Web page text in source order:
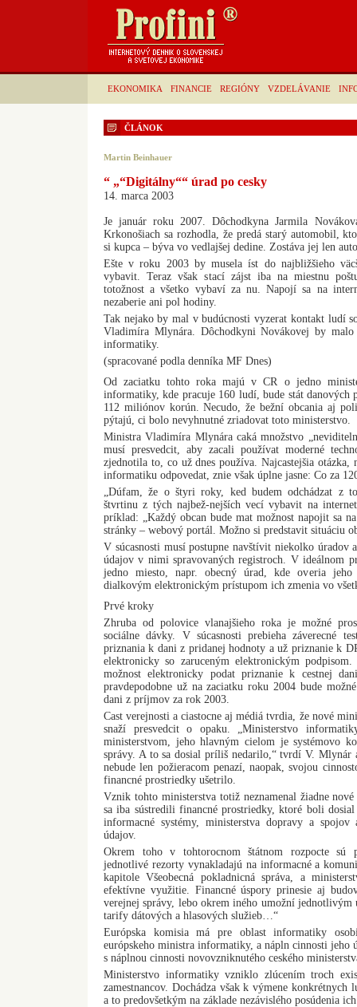
EKONOMIKA FINANCIE REGIÓNY VZDELÁVANIE
ČLÁNOK
Martin Beinhauer
“ „“Digitálny““ úrad po cesky
14. marca 2003
Je január roku 2007. Dôchodkyna Jarmila
Krkonošiach sa rozhodla, že predá starý automobil,
si kupca – býva vo vedlajšej dedine. Zostáva jej len
Ešte v roku 2003 by musela íst do najbližšieho
vybavit. Teraz však stací zájst iba na miestnu
totožnost a všetko vybaví za nu. Napojí sa na
nezaberie ani pol hodiny.
Tak nejako by mal v budúcnosti vyzerat kontakt ludí
Vladimíra Mlynára. Dôchodkyni Novákovej by
informatiky.
(spracované podla denníka MF Dnes)
Od zaciatku tohto roka majú v CR o jedno
informatiky, kde pracuje 160 ludí, bude stát danových
112 miliónov korún. Necudo, že bežní obcania aj
pýtajú, ci bolo nevyhnutné zriadovat toto ministerstvo.
Ministra Vladimíra Mlynára caká množstvo
musí presvedcit, aby zacali používat moderné
zjednotila to, co už dnes používa. Najcastejšia
informatiku odpovedat, znie však úplne jasne: Co za
„Dúfam, že o štyri roky, ked budem odchádzat z
štvrtinu z tých najbež-nejších vecí vybavit na
príklad: „Každý obcan bude mat možnost napojit sa
stránky – webový portál. Možno si predstavit situáciu
V súcasnosti musí postupne navštívit niekolko úradov
údajov v nimi spravovaných registroch. V ideálnom
jedno miesto, napr. obecný úrad, kde overia
dialkovým elektronickým prístupom ich zmenia vo
Prvé kroky
Zhruba od polovice vlanajšieho roka je možné
sociálne dávky. V súcasnosti prebieha záverecné
priznania k dani z pridanej hodnoty a už priznanie k
elektronicky so zaruceným elektronickým podpisom.
možnost elektronicky podat priznanie k cestnej
pravdepodobne už na zaciatku roku 2004 bude
dani z príjmov za rok 2003.
Cast verejnosti a ciastocne aj médiá tvrdia, že nové
snaží presvedcit o opaku. „Ministerstvo
ministerstvom, jeho hlavným cielom je systémovo
správy. A to sa dosial príliš nedarilo,“ tvrdí V. Mlynár
nebude len požieracom penazí, naopak, svojou
financné prostriedky ušetrilo.
Vznik tohto ministerstva totiž neznamenal žiadne
sa iba sústredili financné prostriedky, ktoré boli
informacné systémy, ministerstva dopravy a
údajov.
Okrem toho v tohtorocnom štátnom rozpocte sú
jednotlivé rezorty vynakladajú na informacné a
kapitole Všeobecná pokladnicná správa, a
efektívne využitie. Financné úspory prinesie aj
verejnej správy, lebo okrem iného umožní jednotlivým
tarify dátových a hlasových služieb…“
Európska komisia má pre oblast informatiky
európskeho ministra informatiky, a nápln cinnosti jeho
s náplnou cinnosti novovzniknutého ceského
Ministerstvo informatiky vzniklo zlúcením troch
zamestnancov. Dochádza však k výmene
a to predovšetkým na základe nezávislého posúdenia